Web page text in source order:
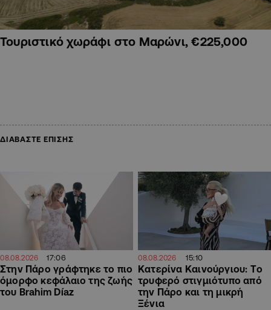
Τουριστικό χωράφι στο Μαρώνι, €225,000
ΔΙΑΒΑΣΤΕ ΕΠΙΣΗΣ
08.08.2026 17:06
Στην Πάρο γράφτηκε το πιο
όμορφο κεφάλαιο της ζωής
του Brahim Díaz
08.08.2026 15:10
Κατερίνα Καινούργιου: Tο
τρυφερό στιγμιότυπο από
την Πάρο και τη μικρή
Ξένια